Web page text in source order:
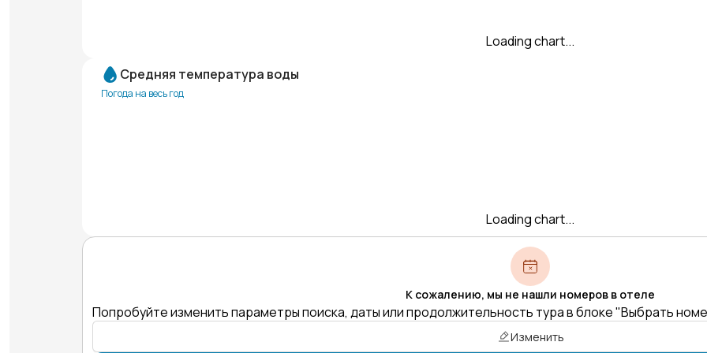
Loading chart...
Средняя температура воды
Погода на весь год
Loading chart...
К сожалению, мы не нашли номеров в отеле
Попробуйте изменить параметры поиска, даты или продолжительность тура в блоке "Выбрать
Изменить